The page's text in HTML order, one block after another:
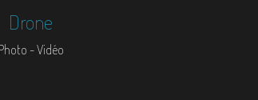
Drone
- Vidéo